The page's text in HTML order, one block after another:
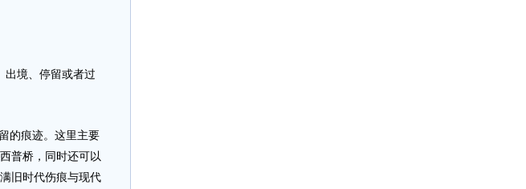
境、停留或者过
的痕迹。这里主要
普桥，同时还可以
旧时代伤痕与现代